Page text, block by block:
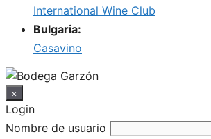
International Wine Club
Bulgaria:
Casavino
×
Login
Nombre de usuario